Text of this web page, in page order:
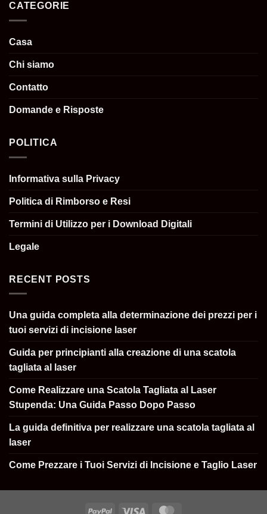
CATEGORIE
Casa
Chi siamo
Contatto
Domande e Risposte
POLITICA
Informativa sulla Privacy
Politica di Rimborso e Resi
Termini di Utilizzo per i Download Digitali
Legale
RECENT POSTS
Una guida completa alla determinazione dei prezzi per i
tuoi servizi di incisione laser
Guida per principianti alla creazione di una scatola
tagliata al laser
Come Realizzare una Scatola Tagliata al Laser
Stupenda: Una Guida Passo Dopo Passo
La guida definitiva per realizzare una scatola tagliata al
laser
Come Prezzare i Tuoi Servizi di Incisione e Taglio Laser